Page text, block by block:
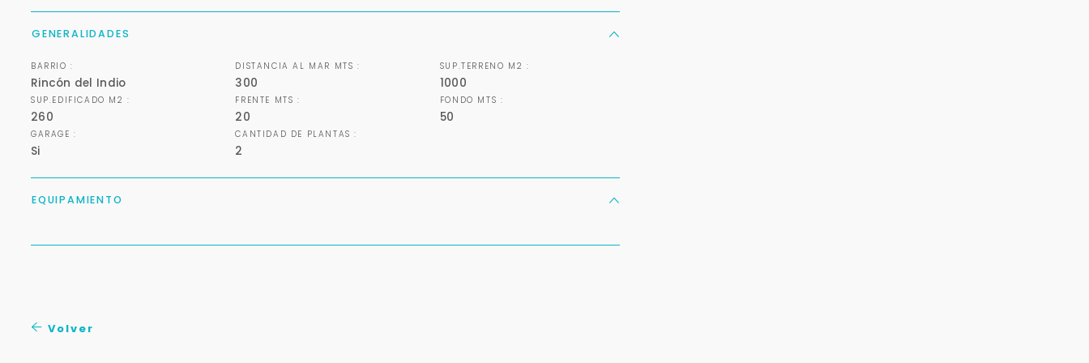
GENERALIDADES
BARRIO :
Rincón del Indio
DISTANCIA AL MAR MTS :
300
SUP.TERRENO M2 :
1000
SUP.EDIFICADO M2 :
260
FRENTE MTS :
20
FONDO MTS :
50
GARAGE :
Si
CANTIDAD DE PLANTAS :
2
EQUIPAMIENTO
Volver
Con estos datos podemos responderte mejor y más rápido.